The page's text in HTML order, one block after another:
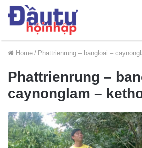
Home / Phattrienrung – bangloai –
Phattrienrung –
caynonglam –